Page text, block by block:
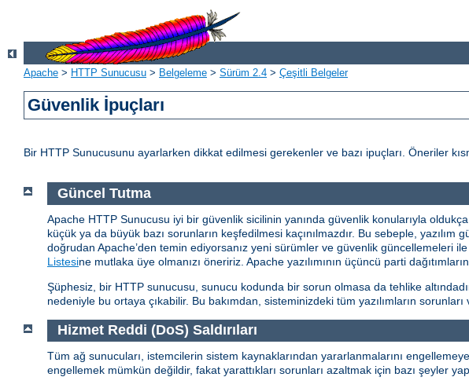
Apache > HTTP Sunucusu > Belgeleme > Sürüm 2.4 > Çeşitli Belgeler
Güvenlik İpuçları
Bir HTTP Sunucusunu ayarlarken dikkat edilmesi gerekenler ve bazı ipuçları. Öneriler
Güncel Tutma
Apache HTTP Sunucusu iyi bir güvenlik sicilinin yanında güvenlik konularıyla
küçük ya da büyük bazı sorunların keşfedilmesi kaçınılmazdır. Bu sebeple,
doğrudan Apache’den temin ediyorsanız yeni sürümler ve güvenlik güncellemeleri
Listesine mutlaka üye olmanızı öneririz. Apache yazılımının üçüncü parti
Şüphesiz, bir HTTP sunucusu, sunucu kodunda bir sorun olmasa da tehlike
nedeniyle bu ortaya çıkabilir. Bu bakımdan, sisteminizdeki tüm yazılımların
Hizmet Reddi (DoS) Saldırıları
Tüm ağ sunucuları, istemcilerin sistem kaynaklarından yararlanmalarını
engellemek mümkün değildir, fakat yarattıkları sorunları azaltmak için bazı şeyler